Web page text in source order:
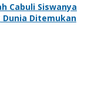
Cabuli Siswanya
Dunia Ditemukan